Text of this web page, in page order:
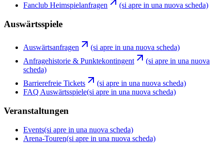
Fanclub Heimspielanfragen
(si apre in una nuova scheda)
Auswärtsspiele
Auswärtsanfragen
(si apre in una nuova scheda)
Anfragehistorie & Punktekontingent
(si apre in una nuova
scheda)
Barrierefreie Tickets
(si apre in una nuova scheda)
FAQ Auswärtsspiele(si apre in una nuova scheda)
Veranstaltungen
Events(si apre in una nuova scheda)
Arena-Touren(si apre in una nuova scheda)